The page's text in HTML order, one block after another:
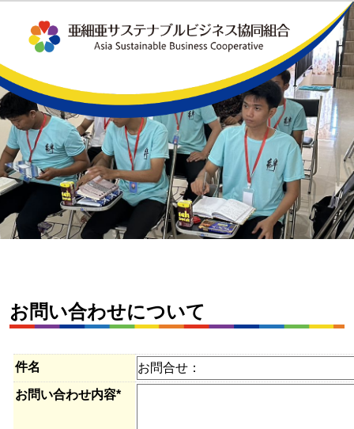
お問い合わせについて
件名
お問い合わせ内容*